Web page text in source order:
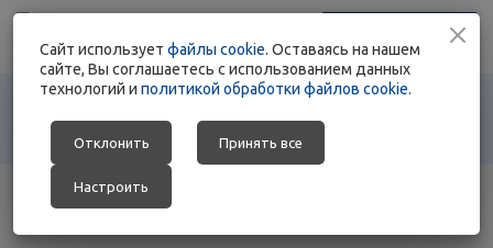
+375 29 692 01 76
Заказать звонок
Главная Каталог -
Cайт использует файлы cookie. Оставаясь на нашем
сайте, Вы соглашаетесь с использованием данных
технологий и политикой обработки файлов cookie.
Отклонить Принять все
Настроить